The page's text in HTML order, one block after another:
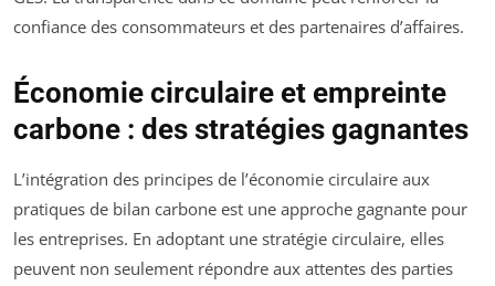
confiance des consommateurs et des partenaires d’affaires.
Économie circulaire et empreinte
carbone : des stratégies gagnantes
L’intégration des principes de l’économie circulaire aux
pratiques de bilan carbone est une approche gagnante pour
les entreprises. En adoptant une stratégie circulaire, elles
peuvent non seulement répondre aux attentes des parties